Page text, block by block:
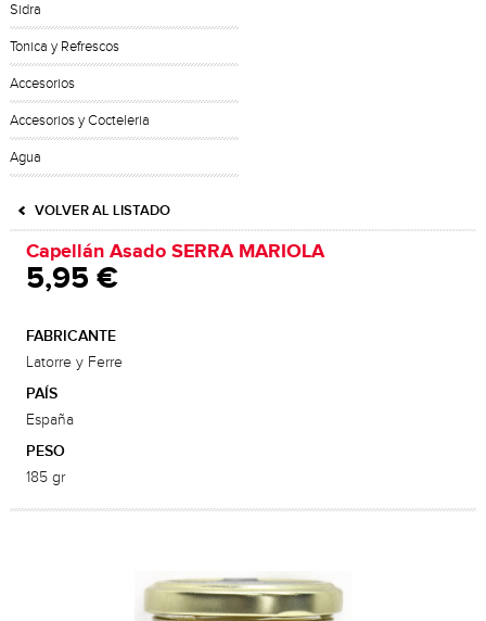
Sidra
Tonica y Refrescos
Accesorios
Accesorios y Cocteleria
Agua
VOLVER AL LISTADO
Capellán Asado SERRA MARIOLA
5,95 €
FABRICANTE
Latorre y Ferre
PAÍS
España
PESO
185 gr